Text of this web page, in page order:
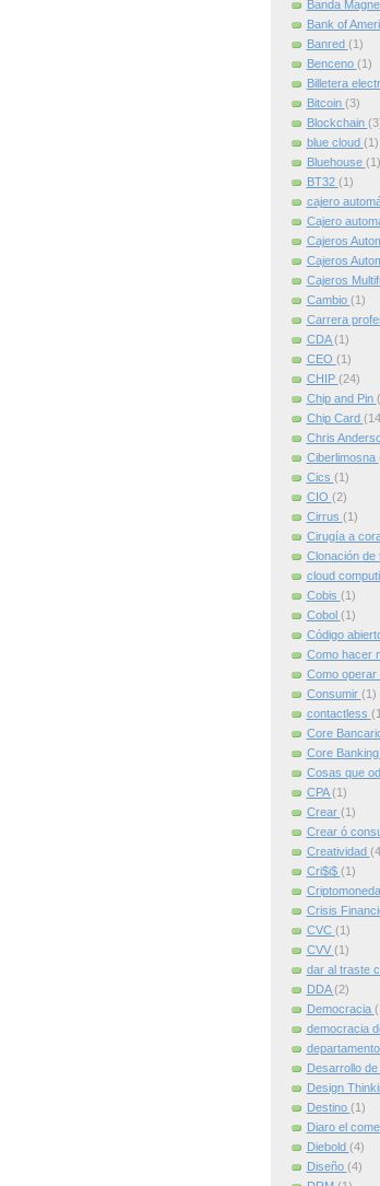
Banda
Bank of
Banred (1)
Benceno (1)
Billetera
Bitcoin (3)
Blockchain
blue cloud (1)
Bluehouse (1)
BT32 (1)
cajero
Cajero
Cajeros
Cajeros
Cajeros
Cambio (1)
Carrera
CDA(1)
CEO (1)
CHIP (24)
Chip and Pin
Chip Card
Chris
Ciberlimosna
Cics (1)
CIO (2)
Cirrus (1)
Cirugía a
Clonación de
cloud
Cobis (1)
Cobol (1)
Código
Como hacer
Como operar
Consumir (1)
contactless
Core
Core Banking
Cosas que
CPA(1)
Crear (1)
Crear ó
Creatividad
Cri$i$ (1)
Criptomoneda
Crisis
CVC (1)
CVV (1)
dar al traste
DDA(2)
Democracia
democracia
Desarrollo
Design
Destino (1)
Diaro el
Diebold (4)
Diseño (4)